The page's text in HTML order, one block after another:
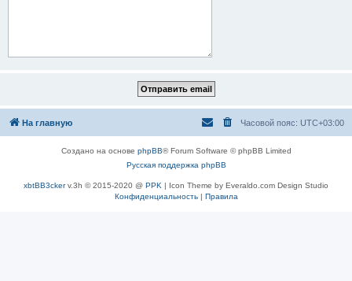
На главную Часовой пояс: UTC+03:00
Создано на основе phpBB® Forum Software © phpBB Limited
Русская поддержка phpBB
xbtBB3ckerv.3h © 2015-2020 @ PPK | Icon Theme by Everaldo.com Design Studio
Конфиденциальность| Правила